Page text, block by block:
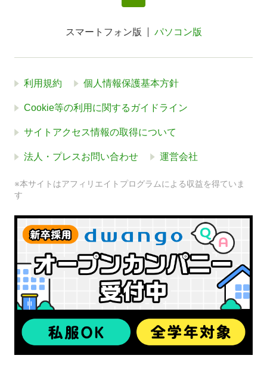
スマートフォン版 パソコン版
利用規約 個人情報保護基本方針
Cookie等の利用に関するガイドライン
サイトアクセス情報の取得について
法人・プレスお問い合わせ 運営会社
※本サイトはアフィリエイトプログラムによる収益を得ていま
す